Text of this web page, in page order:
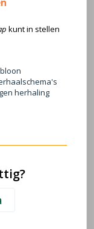
kunt in stellen
herhaling